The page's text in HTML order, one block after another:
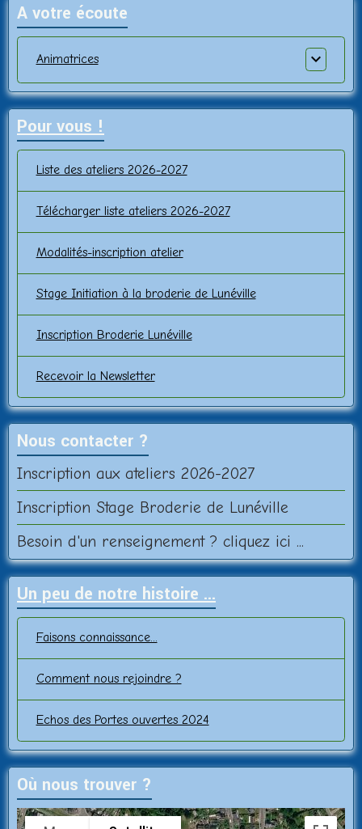
A votre écoute
Animatrices
Pour vous !
Liste des ateliers 2026-2027
Télécharger liste ateliers 2026-2027
Modalités-inscription atelier
Stage Initiation à la broderie de Lunéville
Inscription Broderie Lunéville
Recevoir la Newsletter
Nous contacter ?
Inscription aux ateliers 2026-2027
Inscription Stage Broderie de Lunéville
Besoin d'un renseignement ? cliquez ici ...
Un peu de notre histoire ...
Faisons connaissance...
Comment nous rejoindre ?
Echos des Portes ouvertes 2024
Où nous trouver ?